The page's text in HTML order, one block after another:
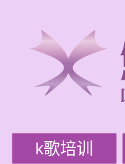
k歌培训